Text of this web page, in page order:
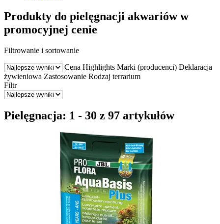
Produkty do pielęgnacji akwariów w
promocyjnej cenie
Filtrowanie i sortowanie
Cena Highlights Marki (producenci) Deklaracja
żywieniowa Zastosowanie Rodzaj terrarium
Filtr
Pielęgnacja: 1 - 30 z 97 artykułów